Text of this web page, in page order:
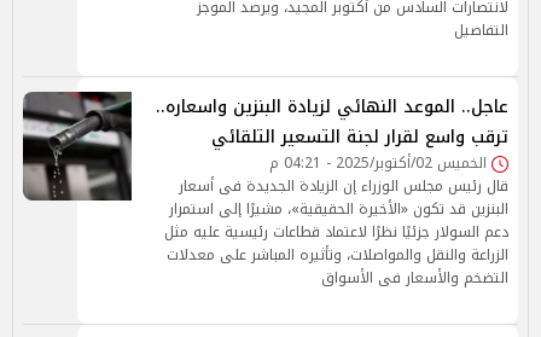
لانتصارات السادس من أكتوبر المجيد، ويرصد الموجز
التفاصيل
عاجل.. الموعد النهائي لزيادة البنزين واسعاره..
ترقب واسع لقرار لجنة التسعير التلقائي
الخميس 02/أكتوبر/2025 - 04:21 م
قال رئيس مجلس الوزراء إن الزيادة الجديدة فى أسعار
البنزين قد تكون «الأخيرة الحقيقية»، مشيرًا إلى استمرار
دعم السولار جزئيًا نظرًا لاعتماد قطاعات رئيسية عليه مثل
الزراعة والنقل والمواصلات، وتأثيره المباشر على معدلات
التضخم والأسعار فى الأسواق